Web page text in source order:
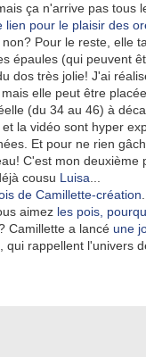
ça n'arrive pas tous
lien pour le plaisir des
Pour le reste, elle
épaules (qui peuvent
dos très jolie! J'ai
elle peut être
(du 34 au 46) à
la vidéo sont hyper
Et pour ne rien
C'est mon deuxième
cousu Luisa
de Camillette-création
aimez les pois,
Camillette a lancé une
qui rappellent l'univers